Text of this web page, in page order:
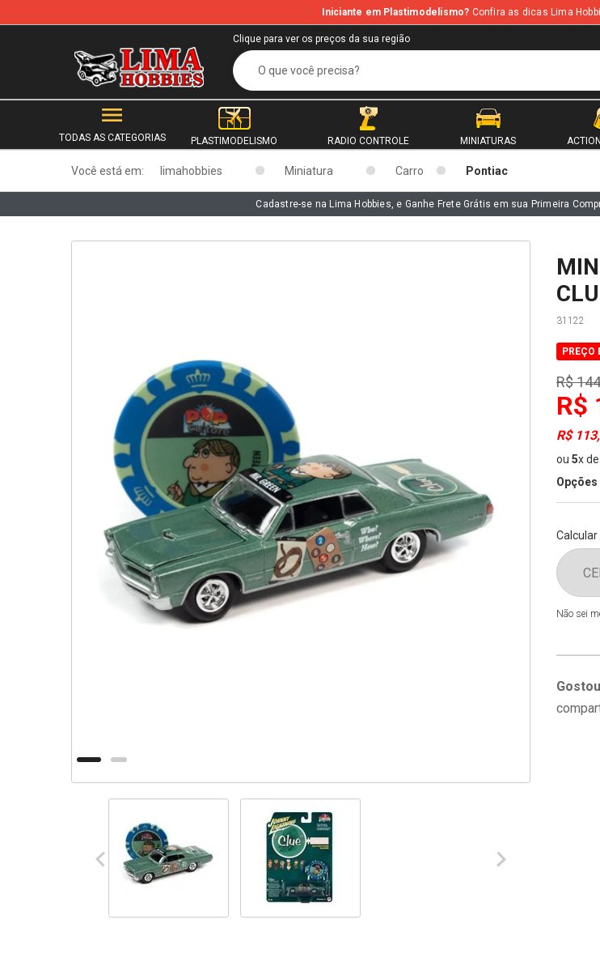
b
Iniciante em Plastimodelismo? Confira as dicas Lima
Clique para ver os preços da sua região
TODAS AS CATEGORIAS PLASTIMODELISMO RADIO CONTROLE MINIATURAS
Você está em: limahobbies Miniatura Carro Pontiac
Cadastre-se na Lima Hobbies, e Ganhe Frete Grátis em sua Primeira
31122
PREÇO
R$
R$
R$
ou 5xde
Calcular
Não sei